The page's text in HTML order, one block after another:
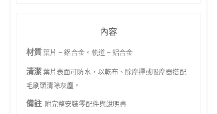
內容
材質葉片 – 鋁合金。軌道 – 鋁合金
清潔葉片表面可防水，以乾布、除塵撢或吸塵器搭配
毛刷頭清除灰塵。
備註 附完整安裝零配件與說明書